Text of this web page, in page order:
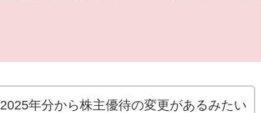
2025年分から株主優待の変更があるみたい